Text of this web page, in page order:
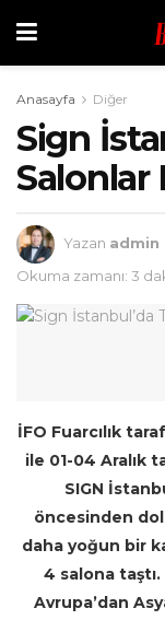
Anasayfa Diğer
Sign
Salonlar
Yazan admin
Okuma zamanı: 3
İFO Fuarcılık
ile 01-04 Aralık
SIGN
öncesinden
daha yoğun bir
4 salona taştı.
Avrupa’dan